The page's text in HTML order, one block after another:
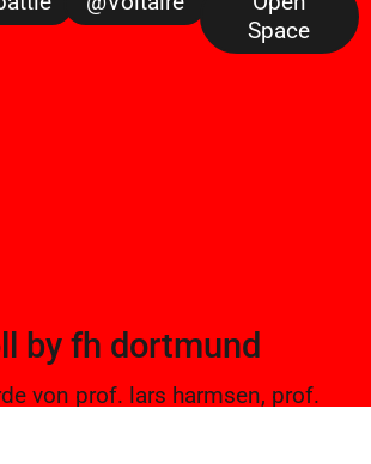
Space
by fh dortmund
von prof. lars harmsen, prof.